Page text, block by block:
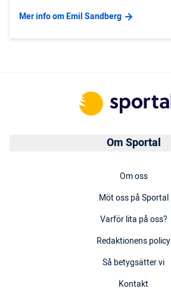
Mer info om Emil Sandberg
Om Sportal
Om oss
Möt oss på Sportal
Varför lita på oss?
Redaktionens policy
Så betygsätter vi
Kontakt